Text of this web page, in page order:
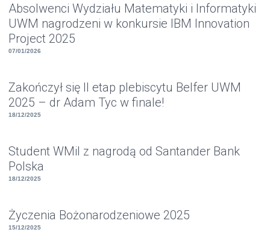
Absolwenci Wydziału Matematyki i Informatyki
UWM nagrodzeni w konkursie IBM Innovation
Project 2025
07/01/2026
Zakończył się II etap plebiscytu Belfer UWM
2025 – dr Adam Tyc w finale!
18/12/2025
Student WMiI z nagrodą od Santander Bank
Polska
18/12/2025
Życzenia Bożonarodzeniowe 2025
15/12/2025